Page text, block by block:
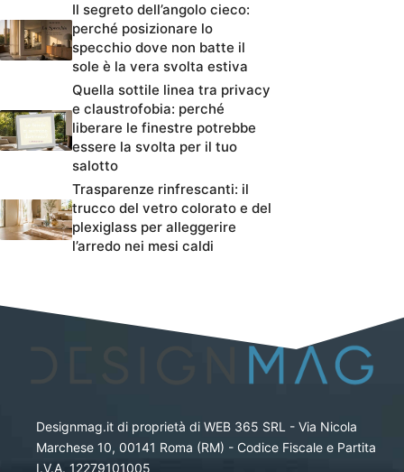
Il segreto dell’angolo cieco:
perché posizionare lo
specchio dove non batte il
sole è la vera svolta estiva
Quella sottile linea tra privacy
e claustrofobia: perché
liberare le finestre potrebbe
essere la svolta per il tuo
salotto
Trasparenze rinfrescanti: il
trucco del vetro colorato e del
plexiglass per alleggerire
l’arredo nei mesi caldi
Designmag.it di proprietà di WEB 365 SRL - Via Nicola
Marchese 10, 00141 Roma (RM) - Codice Fiscale e Partita
I.V.A. 12279101005